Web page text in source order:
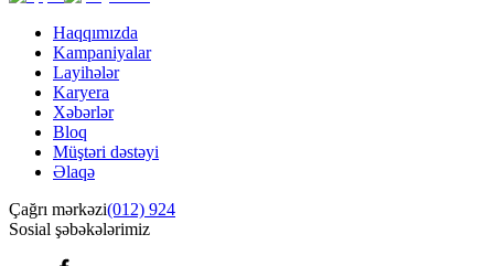
Haqqımızda
Kampaniyalar
Layihələr
Karyera
Xəbərlər
Bloq
Müştəri dəstəyi
Əlaqə
Çağrı mərkəzi(012) 924
Sosial şəbəkələrimiz